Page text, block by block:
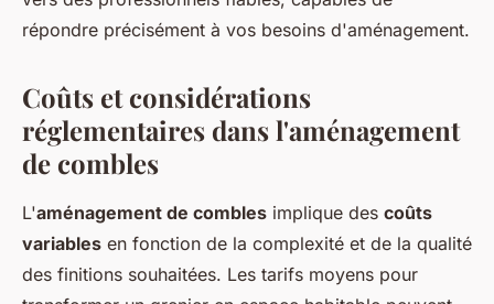
répondre précisément à vos besoins d'aménagement.
Coûts et considérations
réglementaires dans l'aménagement
de combles
L'aménagement de combles implique des coûts
variables en fonction de la complexité et de la qualité
des finitions souhaitées. Les tarifs moyens pour